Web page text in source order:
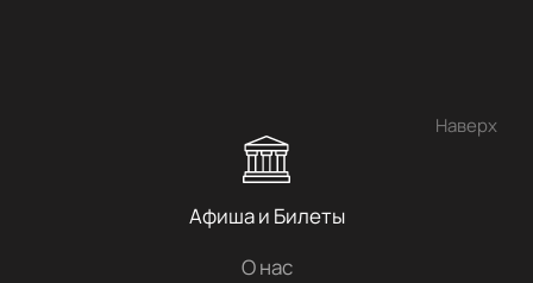
Наверх
Афиша и Билеты
О нас